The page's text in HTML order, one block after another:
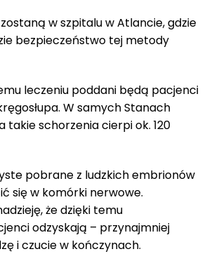
w szpitalu w Atlancie, gdzie
bezpieczeństwo tej metody
leczeniu poddani będą pacjenci
W samych Stanach
takie schorzenia cierpi ok. 120
pobrane z ludzkich embrionów
się w komórki nerwowe.
że dzięki temu
odzyskają – przynajmniej
i czucie w kończynach.